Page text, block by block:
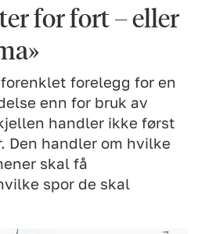
for fort – eller
forelegg for en
enn for bruk av
handler ikke først
Den handler om hvilke
skal få
spor de skal